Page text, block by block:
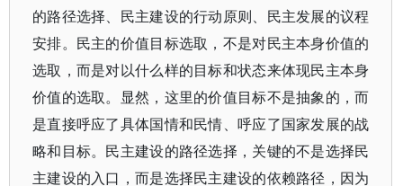
的路径选择、民主建设的行动原则、民主发展的议程
安排。民主的价值目标选取，不是对民主本身价值的
选取，而是对以什么样的目标和状态来体现民主本身
价值的选取。显然，这里的价值目标不是抽象的，而
是直接呼应了具体国情和民情、呼应了国家发展的战
略和目标。民主建设的路径选择，关键的不是选择民
主建设的入口，而是选择民主建设的依赖路径，因为